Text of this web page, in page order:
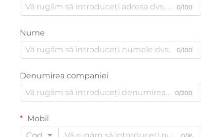
0/100
Nume
0/100
Denumirea companiei
0/200
Mobil